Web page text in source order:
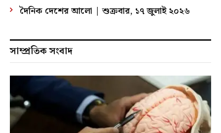
দৈনিক দেশের আলো | শুক্রবার, ১৭ জুলাই ২০২৬
সাম্প্রতিক সংবাদ